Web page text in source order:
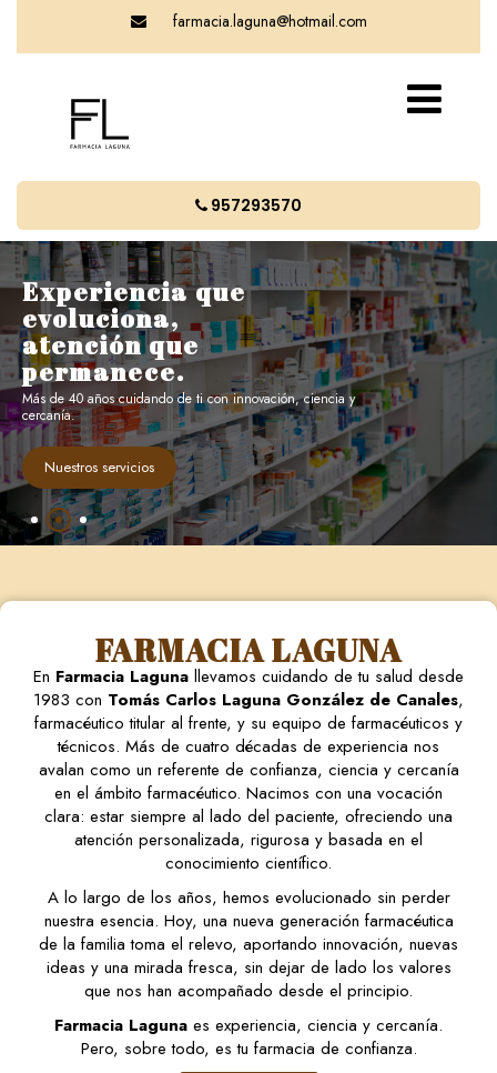
farmacia.laguna@hotmail.com
957293570
Experiencia que
evoluciona,
atención que
permanece.
Más de 40 años cuidando de ti con innovación, ciencia y
cercanía.
Nuestros servicios
FARMACIA LAGUNA
En Farmacia Laguna llevamos cuidando de tu salud desde
1983 con Tomás Carlos Laguna González de Canales,
farmacéutico titular al frente, y su equipo de farmacéuticos y
técnicos. Más de cuatro décadas de experiencia nos
avalan como un referente de confianza, ciencia y cercanía
en el ámbito farmacéutico. Nacimos con una vocación
clara: estar siempre al lado del paciente, ofreciendo una
atención personalizada, rigurosa y basada en el
conocimiento científico.
A lo largo de los años, hemos evolucionado sin perder
nuestra esencia. Hoy, una nueva generación farmacéutica
de la familia toma el relevo, aportando innovación, nuevas
ideas y una mirada fresca, sin dejar de lado los valores
que nos han acompañado desde el principio.
Farmacia Laguna es experiencia, ciencia y cercanía.
Pero, sobre todo, es tu farmacia de confianza.